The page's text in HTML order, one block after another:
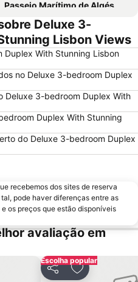
Passeio Marítimo de Algés
Praias de Santa Cruz
Parque Eduardo VII
Praia das Azenhas do Mar
Belém
da Figueirinha
Estádio do Restelo
do Ouro Sesimbra
Alcântara
Fundaçao Champalimaud
Centro Comercial Vasco da Gama
Deluxe 3-
Lisbon Views
Duplex With Stunning Lisbon
no Deluxe 3-bedroom Duplex
Deluxe 3-bedroom Duplex With
Duplex With Stunning
do Deluxe 3-bedroom Duplex
recebemos dos sites de reserva
pode haver diferenças entre as
os preços que estão disponíveis
avaliação em
Escolha popular
PartilharAdicionar